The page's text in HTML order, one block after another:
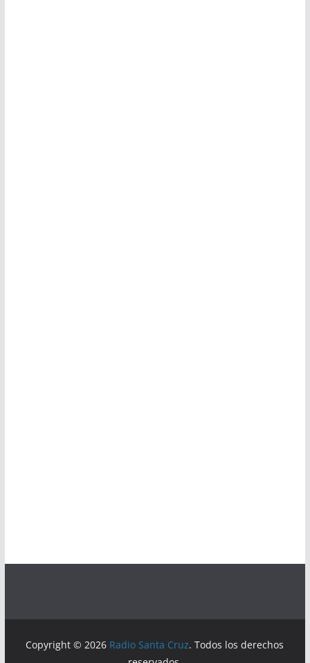
Copyright © 2026 Radio Santa Cruz. Todos los derechos